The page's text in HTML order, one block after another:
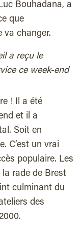
Bouhadana, a
que
va changer.
a reçu le
ce week-end
! Il a été
et il a
Soit en
C’est un vrai
populaire. Les
rade de Brest
culminant du
des